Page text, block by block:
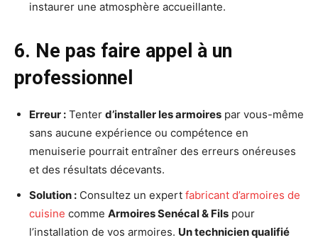
instaurer une atmosphère accueillante.
6. Ne pas faire appel à un
professionnel
Erreur : Tenter d’installer les armoires par vous-même
sans aucune expérience ou compétence en
menuiserie pourrait entraîner des erreurs onéreuses
et des résultats décevants.
Solution : Consultez un expert fabricant d’armoires de
cuisine comme Armoires Senécal & Fils pour
l’installation de vos armoires. Un technicien qualifié